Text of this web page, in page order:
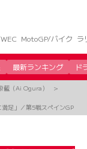
MotoGP/バイク ラ
最新ランキング ド
藍（Ai Ogura）
足」／第5戦スペインGP